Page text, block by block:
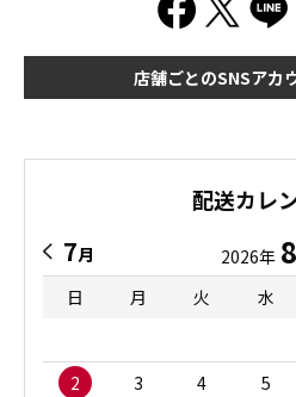
店舗ごとのSNSアカ
配送カレ
7月 2026年 8
日
月 火 水
2
3 4 5